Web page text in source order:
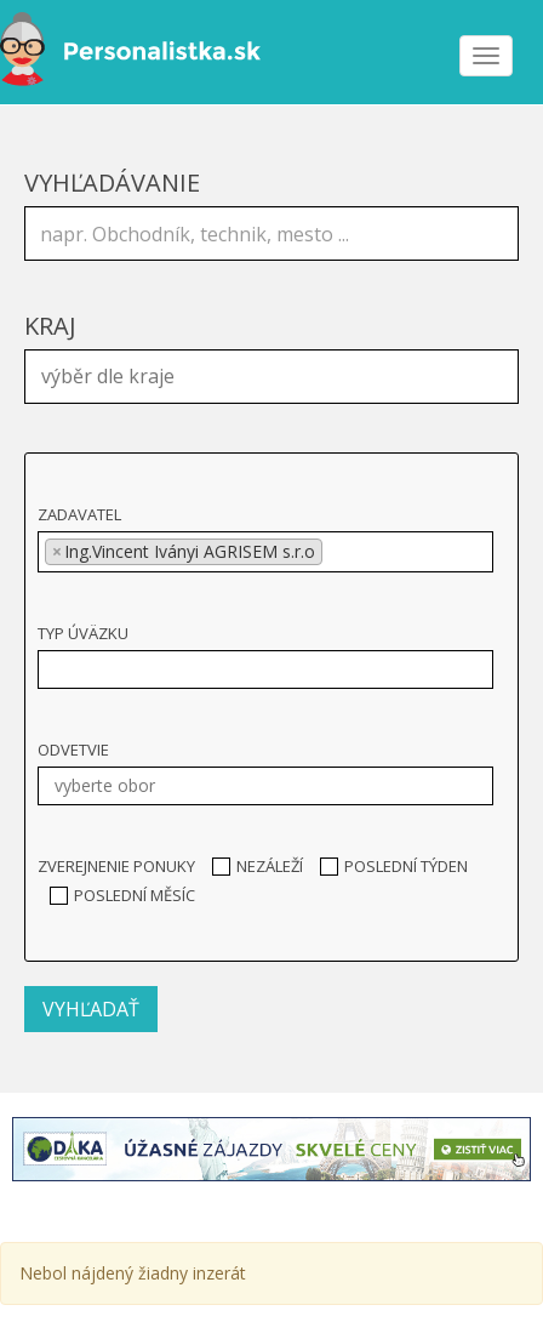
Toggle
VYHĽADÁVANIE
KRAJ
ZADAVATEL
× Ing.Vincent Iványi AGRISEM s.r.o
TYP ÚVÄZKU
ODVETVIE
ZVEREJNENIE PONUKY NEZÁLEŽÍ
POSLEDNÍ TÝDEN
POSLEDNÍ MĚSÍC
Nebol nájdený žiadny inzerát